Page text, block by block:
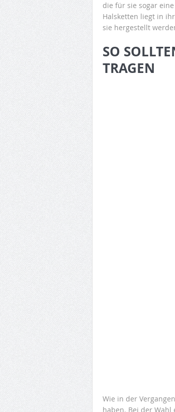
die für sie sogar
Halsketten liegt in
sie hergestellt
SO
TRAGEN
Wie in der
haben. Bei der